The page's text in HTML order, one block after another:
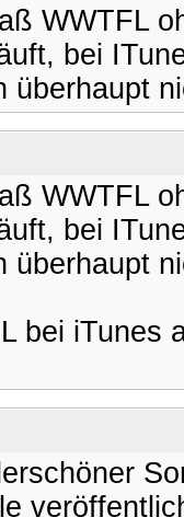
WWTFL
bei
überhaupt
WWTFL
bei
überhaupt
bei iTunes